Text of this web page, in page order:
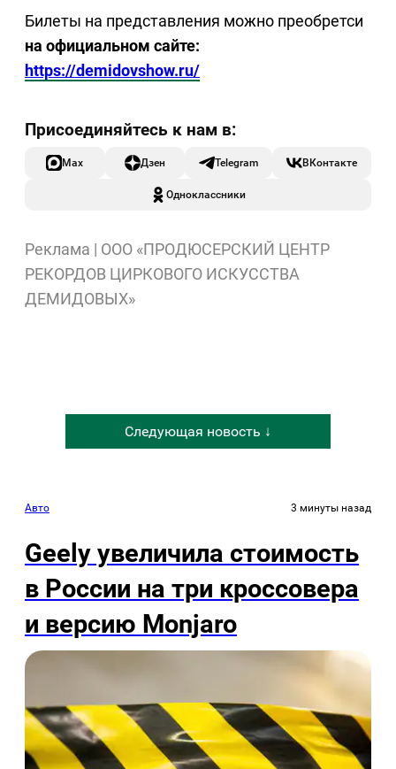
Билеты на представления можно преобретси
на официальном сайте:
https://demidovshow.ru/
Max Дзен Telegram ВКонтакте
Одноклассники
Реклама | ООО «ПРОДЮСЕРСКИЙ ЦЕНТР
РЕКОРДОВ ЦИРКОВОГО ИСКУССТВА
ДЕМИДОВЫХ»
Следующая новость ↓
Авто 3 минуты назад
Geely увеличила стоимость
в России на три кроссовера
и версию Monjaro